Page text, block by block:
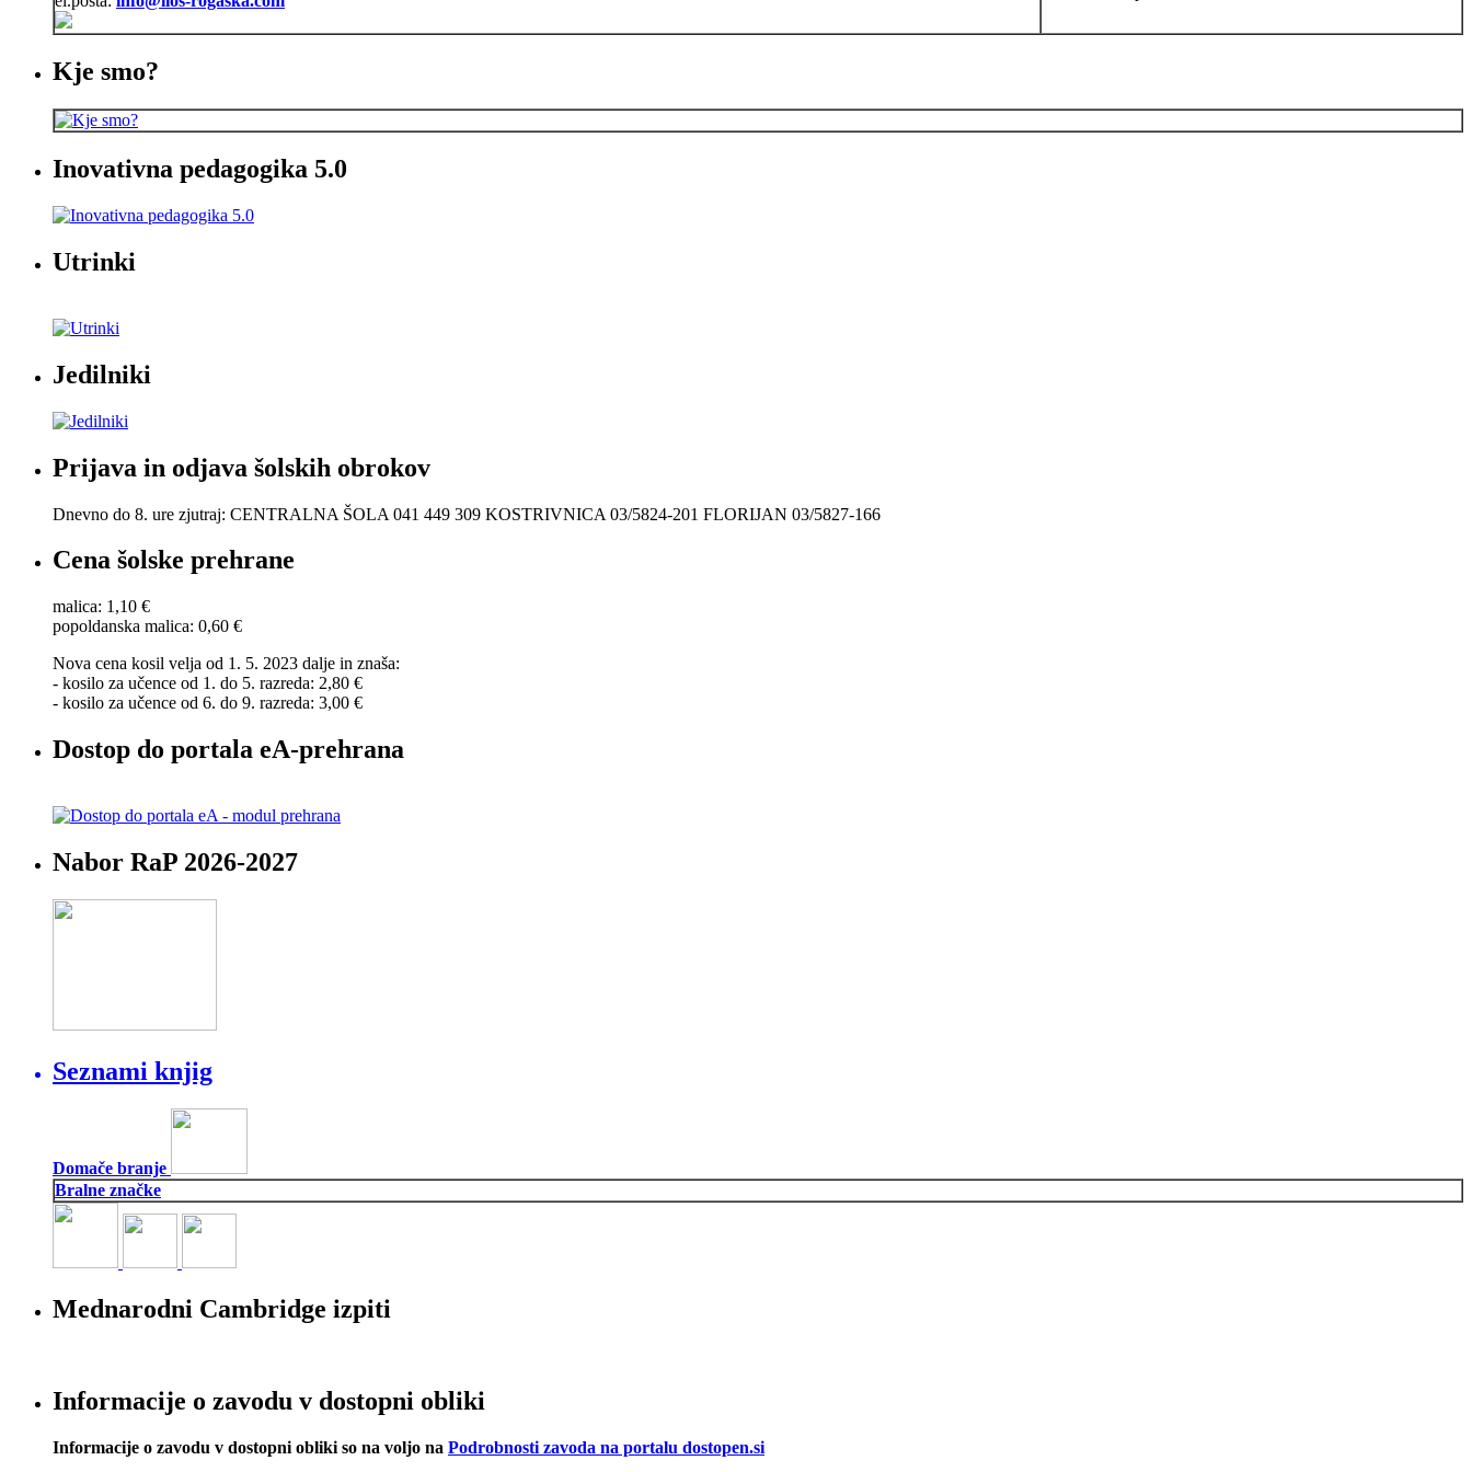
Kje smo?
Inovativna pedagogika 5.0
Utrinki
Jedilniki
Prijava in odjava šolskih obrokov
Dnevno do 8. ure zjutraj: CENTRALNA ŠOLA 041 449 309 KOSTRIVNICA 03/5824-201 FLORIJAN 03/5827-166
Cena šolske prehrane
malica: 1,10 €
popoldanska malica: 0,60 €
Nova cena kosil velja od 1. 5. 2023 dalje in znaša:
- kosilo za učence od 1. do 5. razreda: 2,80 €
- kosilo za učence od 6. do 9. razreda: 3,00 €
Dostop do portala eA-prehrana
Nabor RaP 2026-2027
Seznami knjig
Domače branje
Bralne značke
Mednarodni Cambridge izpiti
Informacije o zavodu v dostopni obliki
Informacije o zavodu v dostopni obliki so na voljo na Podrobnosti zavoda na portalu dostopen.si